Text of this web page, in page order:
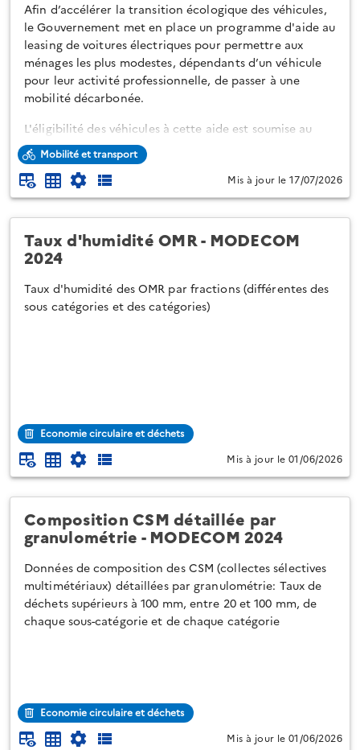
Afin d’accélérer la transition écologique des véhicules,
le Gouvernement met en place un programme d'aide au
leasing de voitures électriques pour permettre aux
ménages les plus modestes, dépendants d’un véhicule
pour leur activité professionnelle, de passer à une
mobilité décarbonée.
L'éligibilité des véhicules à cette aide est soumise au
respect de plusieurs critères. La présente publication
recense les types-variantes-versions (TVV) éligibles au
dispositif de leasing social 2026 (programme PRO-
INNO-86, arrêté du 20 juin 2026) et constitue la
référence officielle pour l’identification des véh...
Mobilité et transport
Mis à jour le 17/07/2026
Taux d'humidité OMR - MODECOM
2024
Taux d'humidité des OMR par fractions (différentes des
sous catégories et des catégories)
Economie circulaire et déchets
Mis à jour le 01/06/2026
Composition CSM détaillée par
granulométrie - MODECOM 2024
Données de composition des CSM (collectes sélectives
multimétériaux) détaillées par granulométrie: Taux de
déchets supérieurs à 100 mm, entre 20 et 100 mm, de
chaque sous-catégorie et de chaque catégorie
Economie circulaire et déchets
Mis à jour le 01/06/2026